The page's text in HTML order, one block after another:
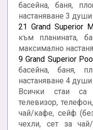
басейна, баня,
настаняване 3 души
21 Grand Superior
към планината,
максимално
9 Grand Superior
басейна, баня,
настаняване 4 души
Всички стаи са
телевизор,
чай/кафе, сейф
чехли, сет за